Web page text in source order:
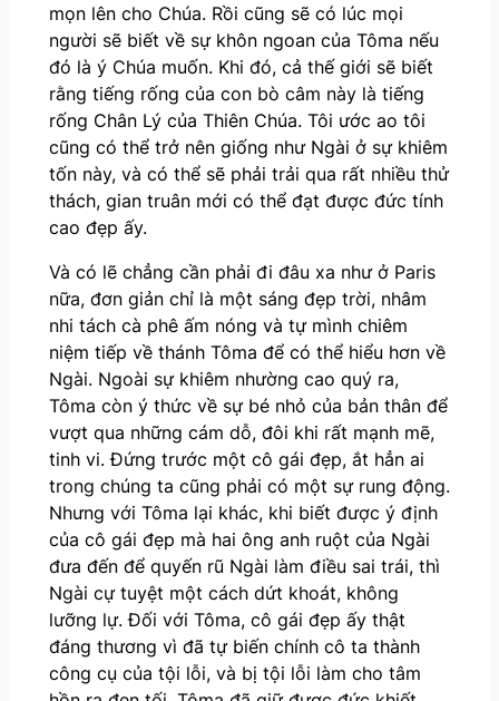
mọn lên cho Chúa. Rồi cũng sẽ có lúc mọi
người sẽ biết về sự khôn ngoan của Tôma nếu
đó là ý Chúa muốn. Khi đó, cả thế giới sẽ biết
rằng tiếng rống của con bò câm này là tiếng
rống Chân Lý của Thiên Chúa. Tôi ước ao tôi
cũng có thể trở nên giống như Ngài ở sự khiêm
tốn này, và có thể sẽ phải trải qua rất nhiều thử
thách, gian truân mới có thể đạt được đức tính
cao đẹp ấy.
Và có lẽ chẳng cần phải đi đâu xa như ở Paris
nữa, đơn giản chỉ là một sáng đẹp trời, nhâm
nhi tách cà phê ấm nóng và tự mình chiêm
niệm tiếp về thánh Tôma để có thể hiểu hơn về
Ngài. Ngoài sự khiêm nhường cao quý ra,
Tôma còn ý thức về sự bé nhỏ của bản thân để
vượt qua những cám dỗ, đôi khi rất mạnh mẽ,
tinh vi. Đứng trước một cô gái đẹp, ắt hẳn ai
trong chúng ta cũng phải có một sự rung động.
Nhưng với Tôma lại khác, khi biết được ý định
của cô gái đẹp mà hai ông anh ruột của Ngài
đưa đến để quyến rũ Ngài làm điều sai trái, thì
Ngài cự tuyệt một cách dứt khoát, không
lưỡng lự. Đối với Tôma, cô gái đẹp ấy thật
đáng thương vì đã tự biến chính cô ta thành
công cụ của tội lỗi, và bị tội lỗi làm cho tâm